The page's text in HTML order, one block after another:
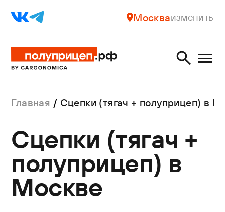
Москваизменить
Главная Сцепки (тягач + полуприцеп) в
Сцепки (тягач +
полуприцеп) в
Москве